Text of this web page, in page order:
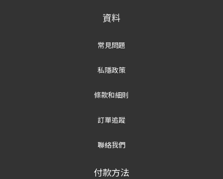
資料
常見問題
私隱政策
條款和細則
訂單追蹤
聯絡我們
付款方法